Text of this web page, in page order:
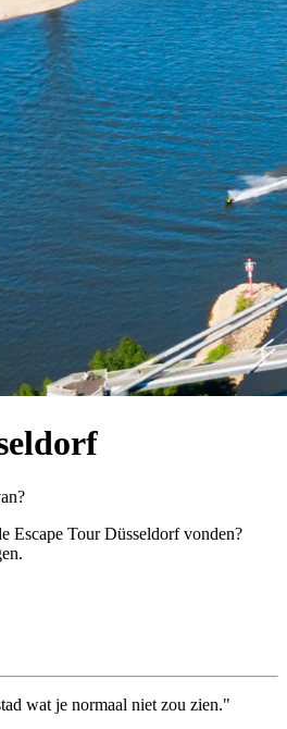
Escape Tour Düsseldorf vonden?
wat je normaal niet zou zien."